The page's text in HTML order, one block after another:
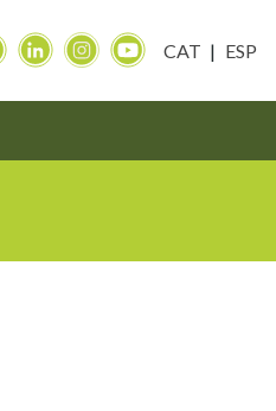
CAT ESP